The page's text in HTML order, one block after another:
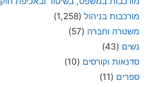
מורכבות בניהול (1,258)
משטרה וחברה (57)
נשים (43)
סדנאות וקורסים (10)
ספרים (11)